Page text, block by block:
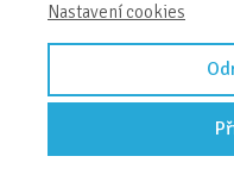
Kontakty
Obchodní podmínky
Nastavení cookies